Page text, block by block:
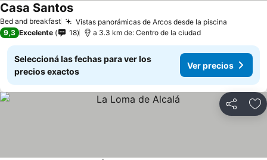
Bed and breakfast Vistas panorámicas de Arcos desde la piscina
Casa SantosVer precios
9,3 Excelente 18 a 3.3 km de: Centro de la ciudad
Seleccioná las fechas para ver los
precios exactos
Ver precios
Compartir